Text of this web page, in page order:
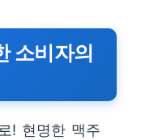
소비자의
! 현명한 맥주